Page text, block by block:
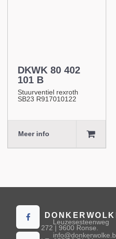
DKWK 80 402
101 B
Stuurventiel rexroth
SB23 R917010122
Meer info
Leuzesesteenweg
272 | 9600 Ronse.